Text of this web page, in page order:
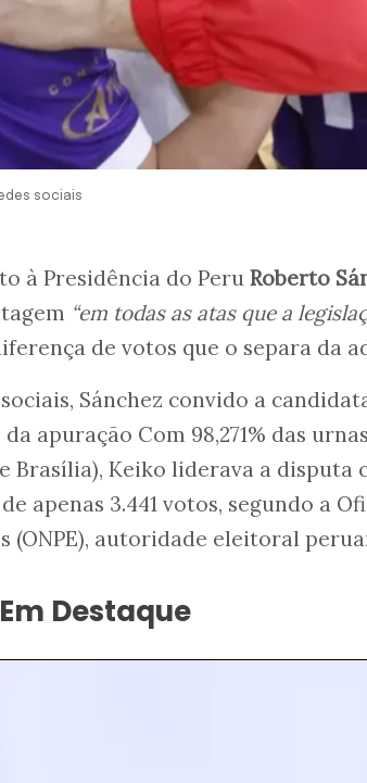
sociais
à Presidência do Peru Roberto
“em todas as atas que a
de votos que o separa da
Sánchez convido a
apuração Com 98,271% das
Brasília), Keiko liderava a disputa
apenas 3.441 votos, segundo a
(ONPE), autoridade eleitoral
Destaque